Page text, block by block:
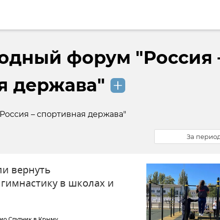
форум "Россия
держава"
– спортивная держава"
За
вернуть
в школах и